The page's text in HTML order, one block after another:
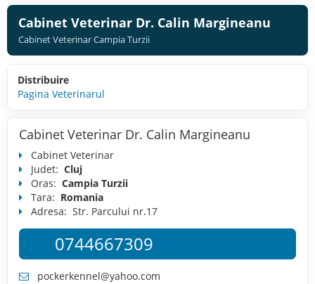
Cabinet Veterinar Dr. Calin Margineanu
Cabinet Veterinar Campia Turzii
Distribuire
Pagina Veterinarul
Cabinet Veterinar Dr. Calin Margineanu
Cabinet Veterinar
Judet: Cluj
Oras: Campia Turzii
Tara: Romania
Adresa: Str. Parcului nr.17
0744667309
pockerkennel@yahoo.com